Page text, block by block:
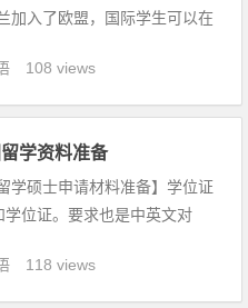
加入了欧盟，国际学生可以在
但是从整体上看，波兰高校
低廉一些。例如波兰西里西亚
108 views
学资料准备
学硕士申请材料准备】学位证
位证。要求也是中英文对
绩单(TOEFL GRE GMAT
接受在网申表格中上传，
118 views